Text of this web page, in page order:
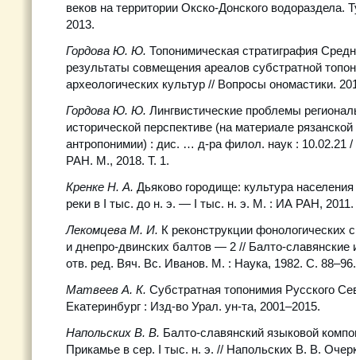
веков на территории Окско-Донского водораздела.
2013.
Гордова Ю. Ю. Топонимическая стратиграфия
результаты совмещения ареалов субстратной
археологических культур // Вопросы ономастики.
Гордова Ю. Ю. Лингвистические проблемы
исторической перспективе (на материале
антропонимии) : дис. … д-ра филол. наук : 10.02.21 /
РАН. М., 2018. Т. 1.
Кренке Н. А. Дьяково городище: культура
реки в I тыс. до н. э. — I тыс. н. э. М. : ИА РАН, 2011.
Лекомцева М. И. К реконструкции фонологических
и днепро-двинских балтов — 2 // Балто-славянские
отв. ред. Вяч. Вс. Иванов. М. : Наука, 1982. С. 88–96.
Матвеев А. К. Субстратная топонимия Русского
Екатеринбург : Изд-во Урал. ун-та, 2001–2015.
Напольских В. В. Балто-славянский языковой
Прикамье в сер. I тыс. н. э. // Напольских В. В.